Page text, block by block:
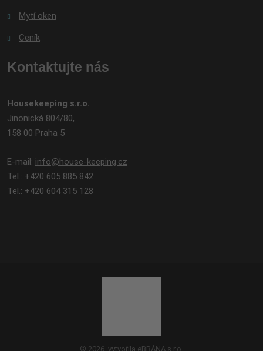
Mytí oken
Ceník
Kontaktujte nás
Housekeeping s.r.o.
Jinonická 804/80,
158 00 Praha 5
E-mail: info@house-keeping.cz
Tel.: +420 605 885 842
Tel.: +420 604 315 128
© 2026, vytvořila eBRÁNA s.r.o.